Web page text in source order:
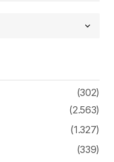
(302)
(2.563)
(1.327)
(339)